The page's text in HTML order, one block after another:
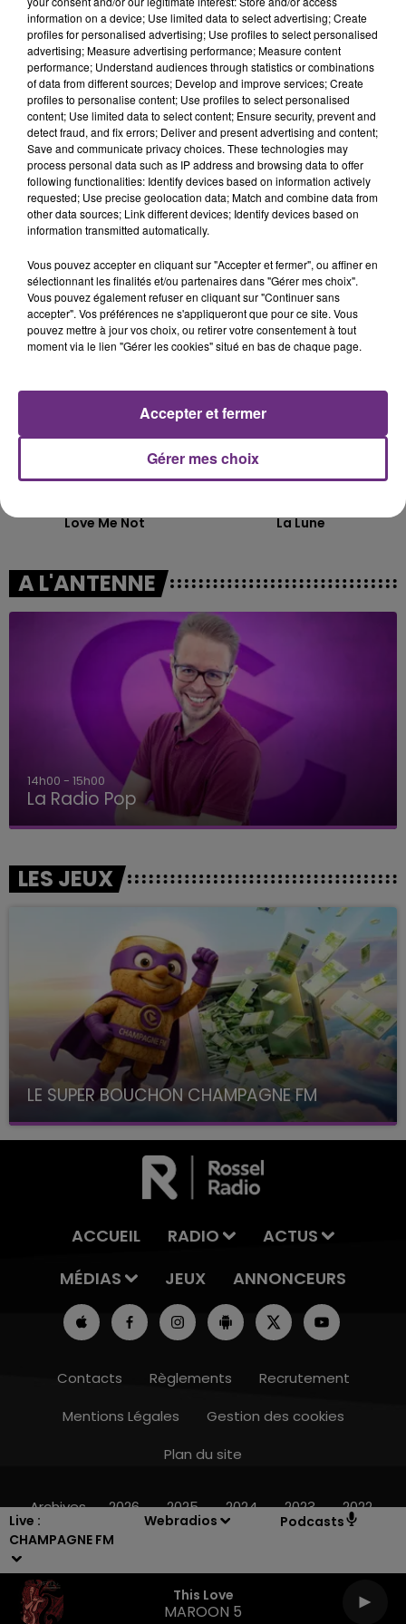
Live :
CHAMPAGNE FM
Webradios Podcasts
This Love
MAROON 5
10h00 - 14h00
TITRES DIFFUSÉS
20h27
20h27
MAROON 5
This Love
20h23
20h23
OFENBACH & STARSAILOR
Four To The Floor
20h21
20h21
Love Me Not
20h18
20h18
La Lune
A L'ANTENNE
14h00 - 15h00
La Radio Pop
LES JEUX
LE SUPER BOUCHON CHAMPAGNE FM
avec La Famille Champagne FM, à 8H10
ACCUEIL RADIO
ACTUS
MÉDIAS
JEUX ANNONCEURS
Contacts Règlements
Recrutement
Mentions Légales
Gestion des cookies
Plan du site
Archives 2026 2025 2024 2023 2022
information on a device; Use limited data to select advertising; Create
profiles for personalised advertising; Use profiles to select personalised
advertising; Measure advertising performance; Measure content
performance; Understand audiences through statistics or combinations
of data from different sources; Develop and improve services; Create
profiles to personalise content; Use profiles to select personalised
content; Use limited data to select content; Ensure security, prevent and
detect fraud, and fix errors; Deliver and present advertising and content;
Save and communicate privacy choices. These technologies may
process personal data such as IP address and browsing data to offer
following functionalities: Identify devices based on information actively
requested; Use precise geolocation data; Match and combine data from
other data sources; Link different devices; Identify devices based on
information transmitted automatically.
Vous pouvez accepter en cliquant sur "Accepter et fermer", ou affiner en
sélectionnant les finalités et/ou partenaires dans "Gérer mes choix".
Vous pouvez également refuser en cliquant sur "Continuer sans
accepter". Vos préférences ne s'appliqueront que pour ce site. Vous
pouvez mettre à jour vos choix, ou retirer votre consentement à tout
moment via le lien "Gérer les cookies" situé en bas de chaque page.
Gérer mes choix
Accepter et fermer